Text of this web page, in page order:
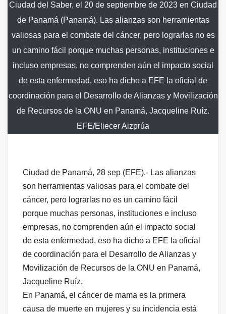
Ciudad del Saber, el 20 de septiembre de 2023 en Ciudad
de Panamá (Panamá). Las alianzas son herramientas
valiosas para el combate del cáncer, pero lograrlas no es
un camino fácil porque muchas personas, instituciones e
incluso empresas, no comprenden aún el impacto social
de esta enfermedad, eso ha dicho a EFE la oficial de
coordinación para el Desarrollo de Alianzas y Movilización
de Recursos de la ONU en Panamá, Jacqueline Ruíz.
EFE/Eliecer Aizprúa
Ciudad de Panamá, 28 sep (EFE).- Las alianzas
son herramientas valiosas para el combate del
cáncer, pero lograrlas no es un camino fácil
porque muchas personas, instituciones e incluso
empresas, no comprenden aún el impacto social
de esta enfermedad, eso ha dicho a EFE la oficial
de coordinación para el Desarrollo de Alianzas y
Movilización de Recursos de la ONU en Panamá,
Jacqueline Ruíz.
En Panamá, el cáncer de mama es la primera
causa de muerte en mujeres y su incidencia está